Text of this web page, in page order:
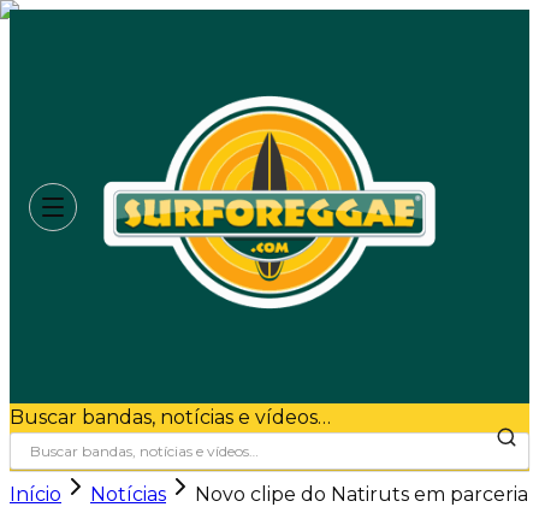
Buscar bandas, notícias e vídeos…
Início Notícias
Novo clipe do Natiruts em parceria